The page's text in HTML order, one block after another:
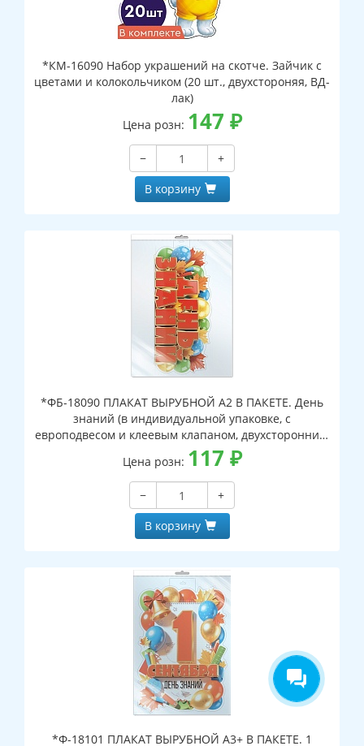
*КМ-16090 Набор украшений на скотче. Зайчик с
цветами и колокольчиком (20 шт., двухстороняя, ВД-
лак)
Цена розн: 147 ₽
−
+
В корзину
*ФБ-18090 ПЛАКАТ ВЫРУБНОЙ А2 В ПАКЕТЕ. День
знаний (в индивидуальной упаковке, с
европодвесом и клеевым клапаном, двухсторонний,
ВД-лак)
Цена розн: 117 ₽
−
+
В корзину
*Ф-18101 ПЛАКАТ ВЫРУБНОЙ А3+ В ПАКЕТЕ. 1